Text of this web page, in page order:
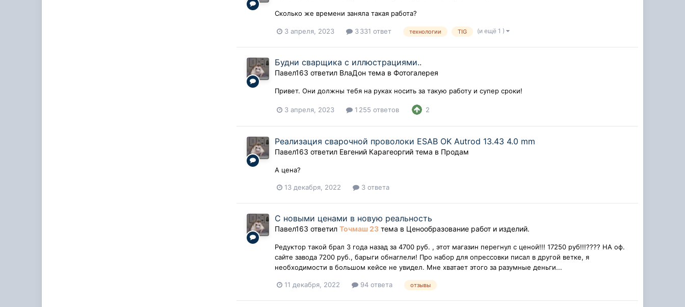
Сколько же времени заняла такая работа?
3 апреля, 2023 3 331 ответ технологии TIG (и ещё 1 )
Будни сварщика с иллюстрациями..
Павел163 ответил ВлаДон тема вФотогалерея
Привет. Они должны тебя на руках носить за такую работу и супер сроки!
3 апреля, 2023 1 255 ответов 2
Реализация сварочной проволоки ESAB OK Autrod 13.43 4.0 mm
Павел163 ответил Евгений Карагеоргий тема в Продам
А цена?
13 декабря, 2022 3 ответа
С новыми ценами в новую реальность
Павел163 ответилТочмаш 23 тема в Ценообразование работ и изделий.
Редуктор такой брал 3 года назад за 4700 руб. , этот магазин перегнул с ценой!!! 17250 руб!!!???? НА оф.
сайте завода 7200 руб., барыги обнаглели! Про набор для опрессовки писал в другой ветке, я
необходимости в большом кейсе не увидел. Мне хватает этого за разумные деньги...
11 декабря, 2022 94 ответа отзывы